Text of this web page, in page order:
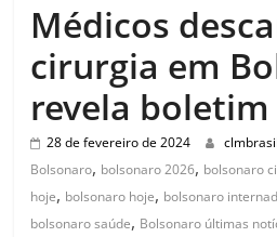
Médicos
cirurgia em
revela boletim
28 de fevereiro de 2024 clmbrasil
Bolsonaro, bolsonaro 2026, bolsonaro
hoje, bolsonaro hoje, bolsonaro
bolsonaro saúde, Bolsonaro últimas